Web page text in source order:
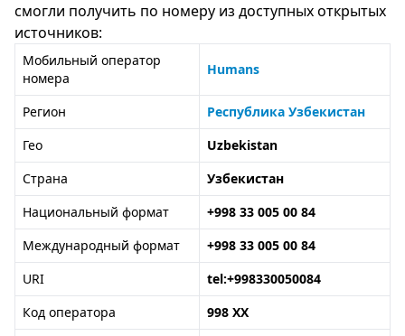
смогли получить по номеру из доступных открытых
источников:
Мобильный оператор
номера
Humans
Регион
Республика Узбекистан
Гео
Uzbekistan
Страна
Узбекистан
Национальный формат
+998 33 005 00 84
Международный формат
+998 33 005 00 84
URI
tel:+998330050084
Код оператора
998 XX